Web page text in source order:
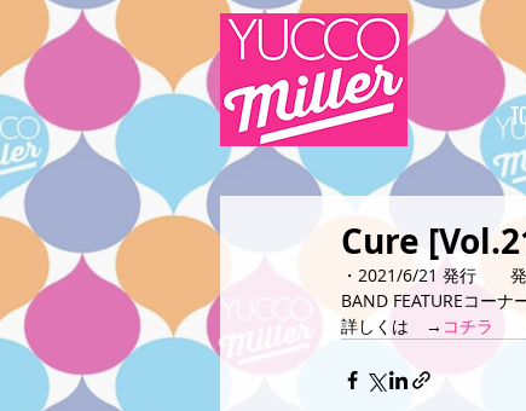
Cure
・2021/6/21 発行　　
BAND FEATUREコー
詳しくは　→ コチラ